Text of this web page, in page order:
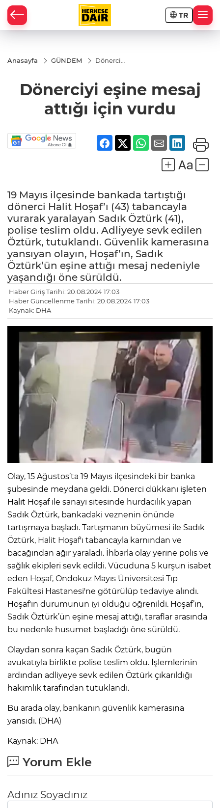
TR
Anasayfa GÜNDEM
Dönerciyi
attığı için
vurdu
Dönerciyi eşine mesaj
attığı için vurdu
19 Mayıs ilçesinde bankada tartıştığı
dönerci Halit Hoşaf’ı (43) tabancayla
vurarak yaralayan Sadık Öztürk (41),
polise teslim oldu. Adliyeye sevk edilen
Öztürk, tutuklandı. Güvenlik kamerasına
yansıyan olayın, Hoşaf’ın, Sadık
Öztürk’ün eşine attığı mesaj nedeniyle
yaşandığı öne sürüldü.
Haber Giriş Tarihi: 20.08.2024 17:03
Haber Güncellenme Tarihi: 20.08.2024 17:03
Kaynak: DHA
Olay, 15 Ağustos’ta 19 Mayıs ilçesindeki bir banka
şubesinde meydana geldi. Dönerci dükkanı işleten
Halit Hoşaf ile sanayi sitesinde hurdacılık yapan
Sadık Öztürk, bankadaki veznenin önünde
tartışmaya başladı. Tartışmanın büyümesi ile Sadık
Öztürk, Halit Hoşaf'ı tabancayla karnından ve
bacağından ağır yaraladı. İhbarla olay yerine polis ve
sağlık ekipleri sevk edildi. Vücuduna 5 kurşun isabet
eden Hoşaf, Ondokuz Mayıs Üniversitesi Tıp
Fakültesi Hastanesi'ne götürülüp tedaviye alındı.
Hoşaf'ın durumunun iyi olduğu öğrenildi. Hoşaf’ın,
Sadık Öztürk’ün eşine mesaj attığı, taraflar arasında
bu nedenle husumet başladığı öne sürüldü.
Olaydan sonra kaçan Sadık Öztürk, bugün
avukatıyla birlikte polise teslim oldu. İşlemlerinin
ardından adliyeye sevk edilen Öztürk çıkarıldığı
hakimlik tarafından tutuklandı.
Bu arada olay, bankanın güvenlik kamerasına
yansıdı. (DHA)
Kaynak: DHA
Yorum Ekle
Adınız Soyadınız